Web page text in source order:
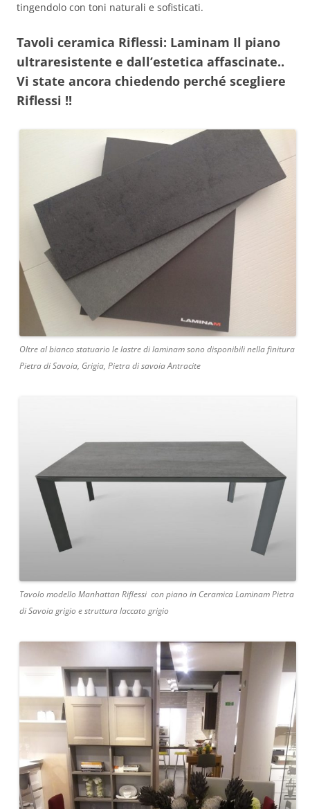
tingendolo con toni naturali e sofisticati.
Tavoli ceramica Riflessi: Laminam Il piano
ultraresistente e dall’estetica affascinate..
Vi state ancora chiedendo perché scegliere
Riflessi !!
Oltre al bianco statuario le lastre di laminam sono disponibili nella finitura
Pietra di Savoia, Grigia, Pietra di savoia Antracite
Tavolo modello Manhattan Riflessi con piano in Ceramica Laminam Pietra
di Savoia grigio e struttura laccato grigio